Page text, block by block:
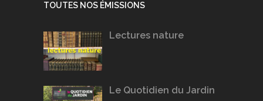
TOUTES NOS ÉMISSIONS
Lectures nature
Le Quotidien du Jardin